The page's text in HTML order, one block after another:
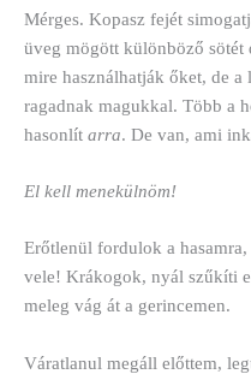
Mérges. Kopasz fejét
üveg mögött különböző
mire használhatják őket, de a
ragadnak magukkal. Több a
hasonlít arra. De van, ami
El kell menekülnöm!
Erőtlenül fordulok a
vele! Krákogok, nyál szűkíti
meleg vág át a gerincemen.
Váratlanul megáll előttem,